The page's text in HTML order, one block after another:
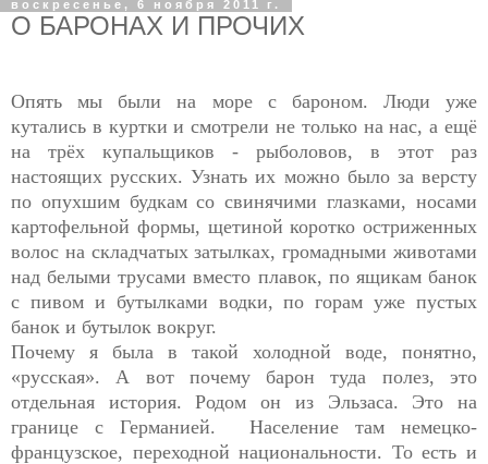
воскресенье, 6 ноября 2011 г.
О БАРОНАХ И ПРОЧИХ
Опять мы были на море с бароном. Люди уже
кутались в куртки и смотрели не только на нас, а ещё
на трёх купальщиков - рыболовов, в этот раз
настоящих русских. Узнать их можно было за версту
по опухшим будкам со свинячими глазками, носами
картофельной формы, щетиной коротко остриженных
волос на складчатых затылках, громадными животами
над белыми трусами вместо плавок, по ящикам банок
с пивом и бутылками водки, по горам уже пустых
банок и бутылок вокруг.
Почему я была в такой холодной воде, понятно,
«русская». А вот почему барон туда полез, это
отдельная история. Родом он из Эльзаса. Это на
границе с Германией. Население там немецко-
французское, переходной национальности. То есть и